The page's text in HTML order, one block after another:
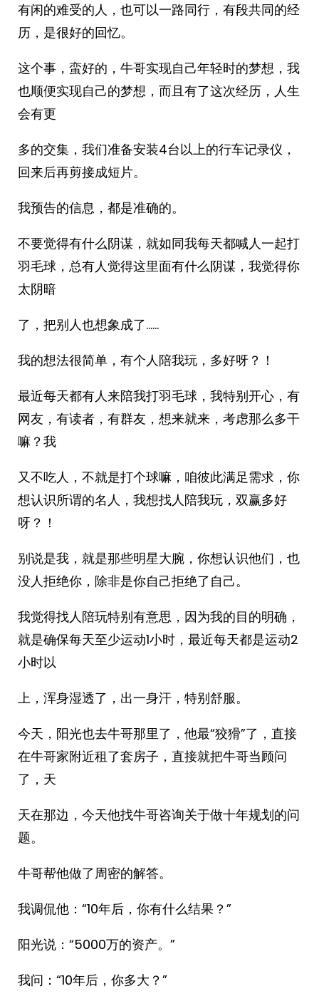
有闲的难受的人，也可以一路同行，有段共同的经
历，是很好的回忆。
这个事，蛮好的，牛哥实现自己年轻时的梦想，我
也顺便实现自己的梦想，而且有了这次经历，人生
会有更
多的交集，我们准备安装4台以上的行车记录仪，
回来后再剪接成短片。
我预告的信息，都是准确的。
不要觉得有什么阴谋，就如同我每天都喊人一起打
羽毛球，总有人觉得这里面有什么阴谋，我觉得你
太阴暗
了，把别人也想象成了……
我的想法很简单，有个人陪我玩，多好呀？！
最近每天都有人来陪我打羽毛球，我特别开心，有
网友，有读者，有群友，想来就来，考虑那么多干
嘛？我
又不吃人，不就是打个球嘛，咱彼此满足需求，你
想认识所谓的名人，我想找人陪我玩，双赢多好
呀？！
别说是我，就是那些明星大腕，你想认识他们，也
没人拒绝你，除非是你自己拒绝了自己。
我觉得找人陪玩特别有意思，因为我的目的明确，
就是确保每天至少运动1小时，最近每天都是运动2
小时以
上，浑身湿透了，出一身汗，特别舒服。
今天，阳光也去牛哥那里了，他最“狡猾”了，直接
在牛哥家附近租了套房子，直接就把牛哥当顾问
了，天
天在那边，今天他找牛哥咨询关于做十年规划的问
题。
牛哥帮他做了周密的解答。
我调侃他：“10年后，你有什么结果？”
阳光说：“5000万的资产。”
我问：“10年后，你多大？”